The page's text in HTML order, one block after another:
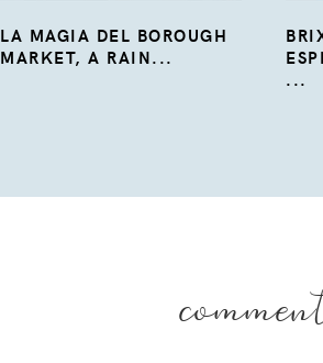
LA MAGIA DEL BOROUGH
MARKET, A RAIN...
...